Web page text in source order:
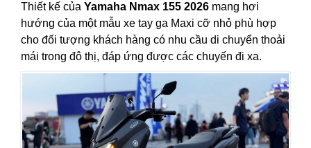
Thiết kế của Yamaha Nmax 155 2026 mang hơi
hướng của một mẫu xe tay ga Maxi cỡ nhỏ phù hợp
cho đối tượng khách hàng có nhu cầu di chuyển thoải
mái trong đô thị, đáp ứng được các chuyến đi xa.